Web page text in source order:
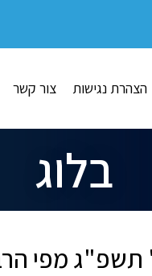
הצהרת נגישות צור קשר
בלוג
מפי